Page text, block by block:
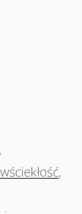
,
wściekłość,